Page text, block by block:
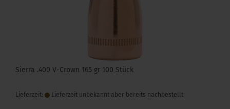
Sierra .400 V-Crown 165 gr 100 Stück
Lieferzeit: Lieferzeit unbekannt aber bereits nachbestellt